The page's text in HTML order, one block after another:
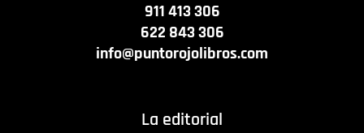
911 413 306
622 843 306
info@puntorojolibros.com
La editorial